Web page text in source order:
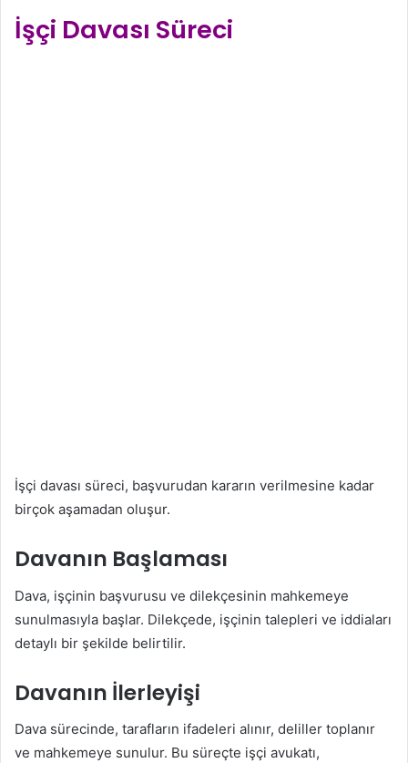
İşçi Davası Süreci
İşçi davası süreci, başvurudan kararın verilmesine kadar
birçok aşamadan oluşur.
Davanın Başlaması
Dava, işçinin başvurusu ve dilekçesinin mahkemeye
sunulmasıyla başlar. Dilekçede, işçinin talepleri ve iddiaları
detaylı bir şekilde belirtilir.
Davanın İlerleyişi
Dava sürecinde, tarafların ifadeleri alınır, deliller toplanır
ve mahkemeye sunulur. Bu süreçte işçi avukatı,